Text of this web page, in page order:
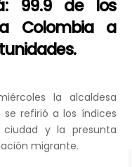
99.9 de los
Colombia a
la alcaldesa
se refirió a los índices
y la presunta
migrante.